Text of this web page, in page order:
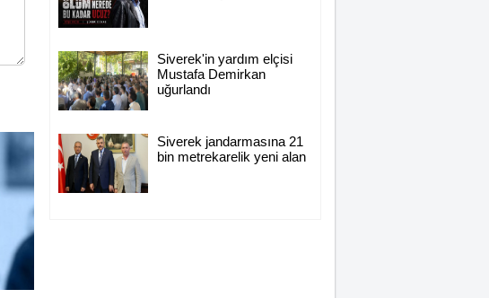
Siverek'in yardım elçisi
Mustafa Demirkan
uğurlandı
Siverek jandarmasına 21
bin metrekarelik yeni alan